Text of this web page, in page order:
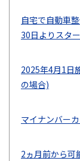
自宅で自動車
30日よりスタ
2025年4月1日
の場合)
マイナンバー
2ヵ月前から可